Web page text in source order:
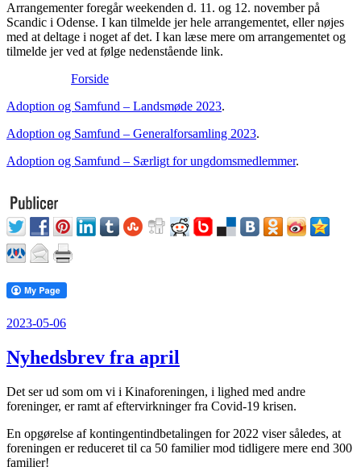
Arrangementer foregår weekenden d. 11. og 12. november på
Scandic i Odense. I kan tilmelde jer hele arrangementet, eller nøjes
med at deltage i noget af det. I kan læse mere om arrangementet og
tilmelde jer ved at følge nedenstående link.
Forside
Adoption og Samfund – Landsmøde 2023.
Adoption og Samfund – Generalforsamling 2023.
Adoption og Samfund – Særligt for ungdomsmedlemmer.
Udgivet
2023-05-06
Nyhedsbrev fra april
Det ser ud som om vi i Kinaforeningen, i lighed med andre
foreninger, er ramt af eftervirkninger fra Covid-19 krisen.
En opgørelse af kontingentindbetalingen for 2022 viser således, at
foreningen er reduceret til ca 50 familier mod tidligere mere end 300
familier!